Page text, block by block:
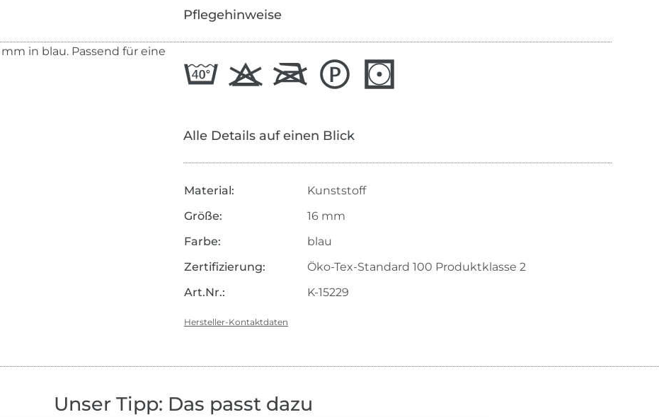
in blau. Passend für eine
Pflegehinweise
Alle Details auf einen Blick
Material:
Kunststoff
Größe:
16 mm
Farbe:
blau
Zertifizierung:
Öko-Tex-Standard 100 Produktklasse 2
Art.Nr.:
K-15229
Hersteller-Kontaktdaten
Unser Tipp: Das passt dazu